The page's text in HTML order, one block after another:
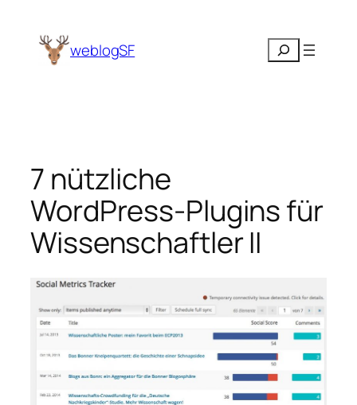
Inhalt
springen weblogSF Suchen
7 nützliche
WordPress-Plugins für
Wissenschaftler II